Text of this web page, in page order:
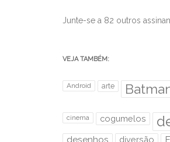
Junte-se a 82 outros
VEJA TAMBÉM:
Android arte
cinema cogumelos
desenhos diversão